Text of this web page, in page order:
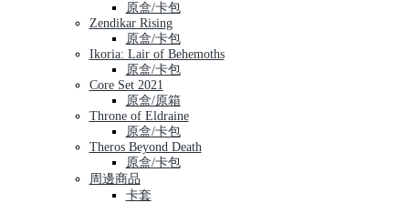
原盒/卡包
Zendikar Rising
原盒/卡包
Ikoria: Lair of Behemoths
原盒/卡包
Core Set 2021
原盒/原箱
Throne of Eldraine
原盒/卡包
Theros Beyond Death
原盒/卡包
周邊商品
卡套